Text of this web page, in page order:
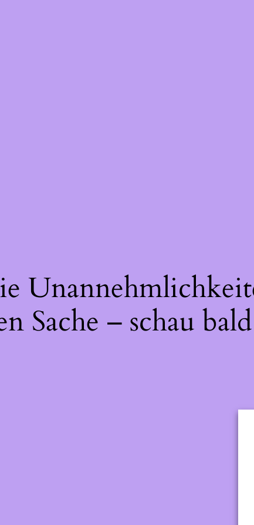
Sache – schau